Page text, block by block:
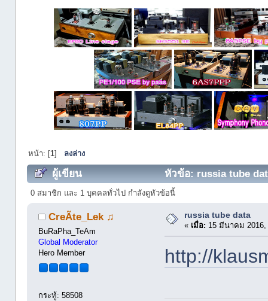
หน้า: [1] ลงล่าง
ผู้เขียน หัวข้อ: russia tube
0 สมาชิก และ 1 บุคคลทั่วไป กำลังดูหัวข้อนี้
CreÃte_Lek ♫
BuRaPha_TeAm
Global Moderator
Hero Member
กระทู้: 58508
russia tube data
« เมื่อ: 15 มีนาคม 2016,
http://